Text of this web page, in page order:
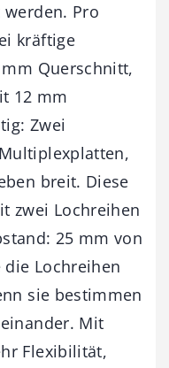
Pro
kräftige
Querschnitt,
12 mm
Zwei
breit. Diese
zwei Lochreihen
25 mm von
Lochreihen
sie bestimmen
Mit
Flexibilität,